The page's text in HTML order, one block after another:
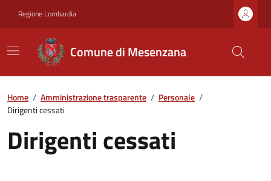
Regione Lombardia
Comune di Mesenzana
Home / Amministrazione trasparente / Personale /
Dirigenti cessati
Dirigenti cessati